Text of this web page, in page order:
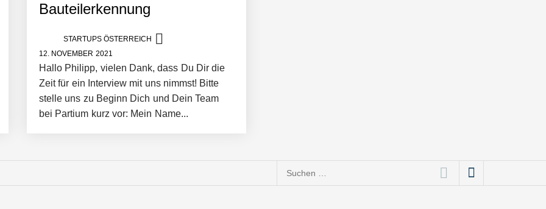
Bauteilerkennung
STARTUPS ÖSTERREICH
12. NOVEMBER 2021
Hallo Philipp, vielen Dank, dass Du Dir die
Zeit für ein Interview mit uns nimmst! Bitte
stelle uns zu Beginn Dich und Dein Team
bei Partium kurz vor: Mein Name...
in eine visuelle Symphonie
Suchen